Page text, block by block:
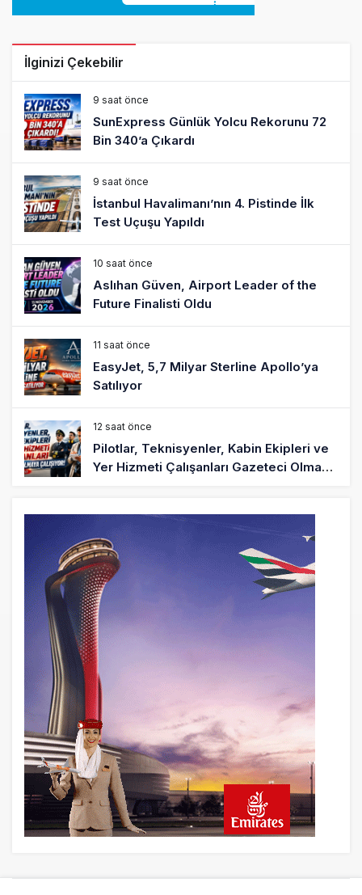
İlginizi Çekebilir
9 saat önce
SunExpress Günlük Yolcu Rekorunu 72
Bin 340’a Çıkardı
9 saat önce
İstanbul Havalimanı’nın 4. Pistinde İlk
Test Uçuşu Yapıldı
10 saat önce
Aslıhan Güven, Airport Leader of the
Future Finalisti Oldu
11 saat önce
EasyJet, 5,7 Milyar Sterline Apollo’ya
Satılıyor
12 saat önce
Pilotlar, Teknisyenler, Kabin Ekipleri ve
Yer Hizmeti Çalışanları Gazeteci Olmaya
BookingAgora’dan Dubai’ye iki FAM Trip
16 saat önce
AJet Uçuşlarıyla Rus Turist İçin Yeni
Türkiye Rotası
17 saat önce
Airbus Temmuz bilançosunu açıkladı:
204 yeni sipariş
18 saat önce
İstanbul uçağına polis köpeklerle girdi: 3
yolcu indirildi
18 saat önce